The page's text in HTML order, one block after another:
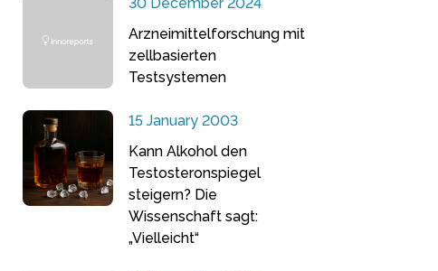
Arzneimittelforschung mit
zellbasierten
Testsystemen
15 January 2003
Kann Alkohol den
Testosteronspiegel
steigern? Die
Wissenschaft sagt:
„Vielleicht“